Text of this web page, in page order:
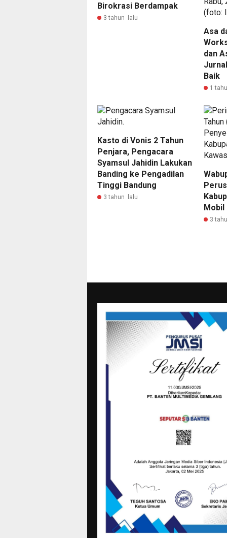
Birokrasi Berdampak
3 tahun lalu
Asa
dan
Baik
1
Kasto di Vonis 2 Tahun
Penjara, Pengacara
Syamsul Jahidin Lakukan
Banding ke Pengadilan
Tinggi Bandung
3 tahun lalu
Mobil
3